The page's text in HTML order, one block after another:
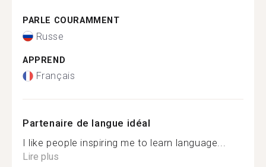
PARLE COURAMMENT
Russe
APPREND
Français
Partenaire de langue idéal
I like people inspiring me to learn language...
Lire plus